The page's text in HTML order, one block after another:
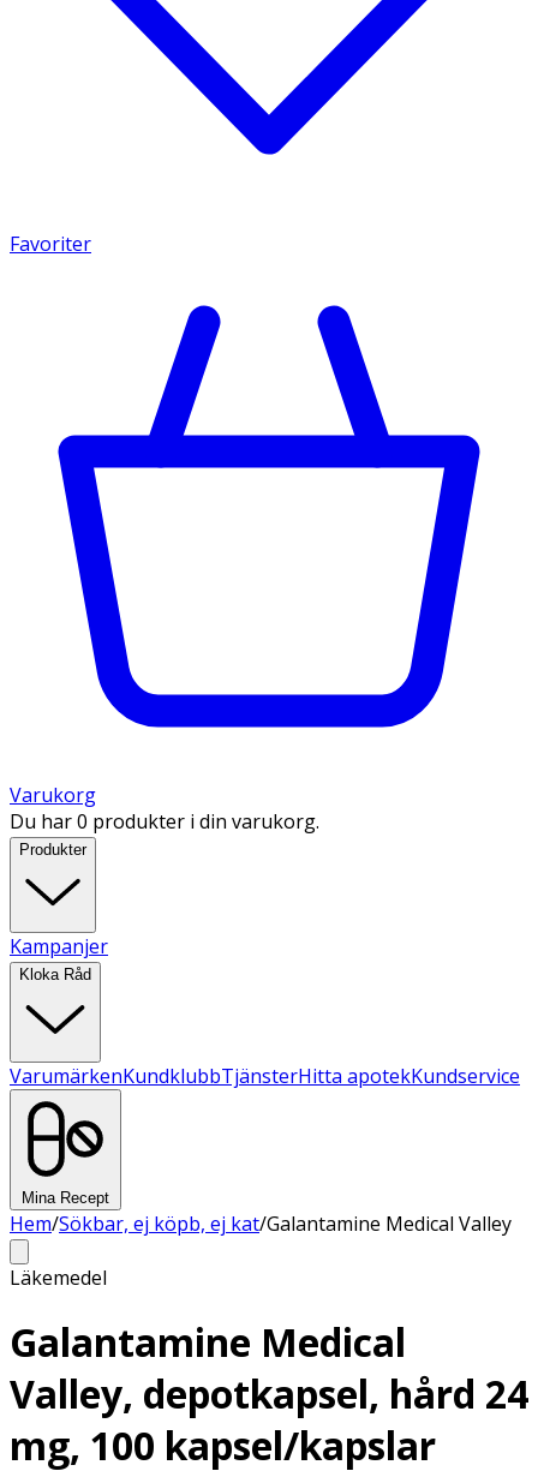
Favoriter
Varukorg
Du har 0 produkter i din varukorg.
Produkter
Kampanjer
Kloka Råd
VarumärkenKundklubbTjänsterHitta apotekKundservice
Mina Recept
Hem/Sökbar, ej köpb, ej kat/Galantamine Medical Valley
Läkemedel
Galantamine Medical
Valley, depotkapsel, hård 24
mg, 100 kapsel/kapslar